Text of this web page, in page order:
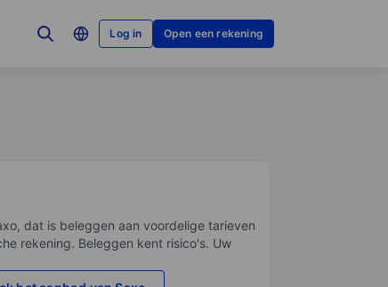
Log in Open een rekening
dat is beleggen aan voordelige tarieven
rekening. Beleggen kent risico's. Uw